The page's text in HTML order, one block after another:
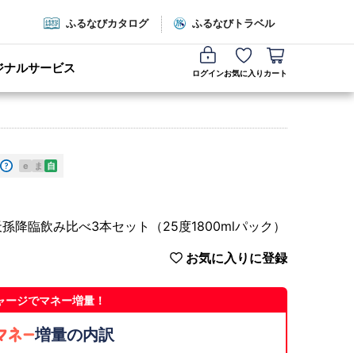
ふるなびカタログ ふるなびトラベル
ナルサービス ログインお気に入り カート
e ま 自
降臨飲み比べ3本セット（25度1800mlパック）
お気に入りに登録
ージでマネー増量！
増量の内訳